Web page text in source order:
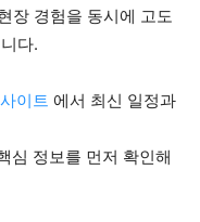
장 경험을 동시에 고도
다.
이트 에서 최신 일정과
심 정보를 먼저 확인해